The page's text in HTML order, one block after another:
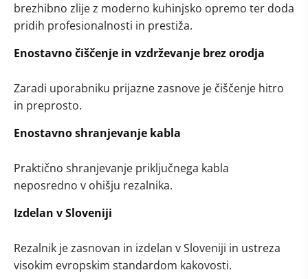
brezhibno zlije z moderno kuhinjsko opremo ter doda
pridih profesionalnosti in prestiža.
Enostavno čiščenje in vzdrževanje brez orodja
Zaradi uporabniku prijazne zasnove je čiščenje hitro
in preprosto.
Enostavno shranjevanje kabla
Praktično shranjevanje priključnega kabla
neposredno v ohišju rezalnika.
Izdelan v Sloveniji
Rezalnik je zasnovan in izdelan v Sloveniji in ustreza
visokim evropskim standardom kakovosti.